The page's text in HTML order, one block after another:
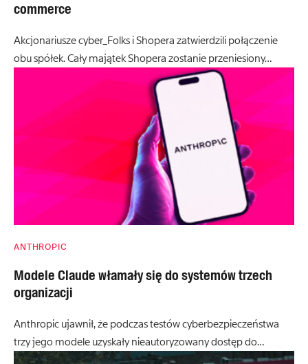
commerce
Akcjonariusze cyber_Folks i Shopera zatwierdzili połączenie
obu spółek. Cały majątek Shopera zostanie przeniesiony…
ANTHROPIC
Modele Claude włamały się do systemów trzech
organizacji
Anthropic ujawnił, że podczas testów cyberbezpieczeństwa
trzy jego modele uzyskały nieautoryzowany dostęp do…